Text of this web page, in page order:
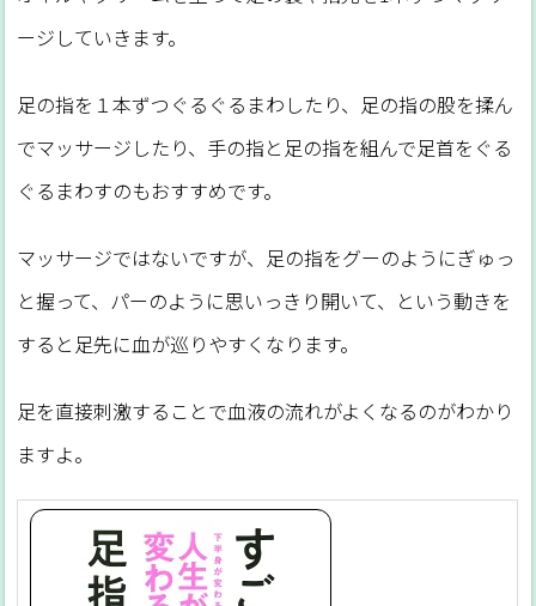
ージしていきます。
足の指を１本ずつぐるぐるまわしたり、足の指の股を揉ん
でマッサージしたり、手の指と足の指を組んで足首をぐる
ぐるまわすのもおすすめです。
マッサージではないですが、足の指をグーのようにぎゅっ
と握って、パーのように思いっきり開いて、という動きを
すると足先に血が巡りやすくなります。
足を直接刺激することで血液の流れがよくなるのがわかり
ますよ。